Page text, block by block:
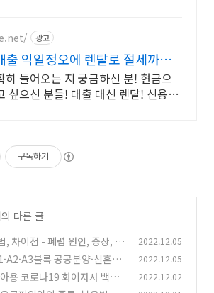
설팅광고
출 익일정오에 렌탈로 절세까지
히 들어오는 지 궁금하신 분! 현금으
싶으신 분들! 대출 대신 렌탈! 신용점
구독하기
다른 글
, 차이점 - 폐렴 원인, 증상, 치
접종) (0)
2022.12.05
블록 공공분양·신혼희
파트 힐스테이트 천안역 스
양가
(0)
2022.12.05
용 코로나19 화이자사 백신
2022.12.02